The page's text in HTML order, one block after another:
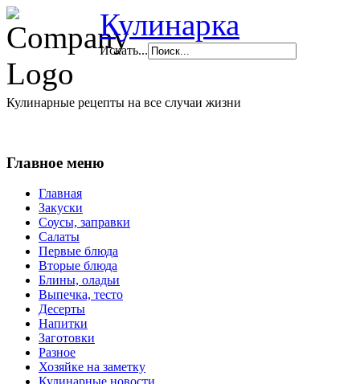
Кулинарка
Искать...
Кулинарные рецепты на все случаи жизни
Главное меню
Главная
Закуски
Соусы, заправки
Салаты
Первые блюда
Вторые блюда
Блины, оладьи
Выпечка, тесто
Десерты
Напитки
Заготовки
Разное
Хозяйке на заметку